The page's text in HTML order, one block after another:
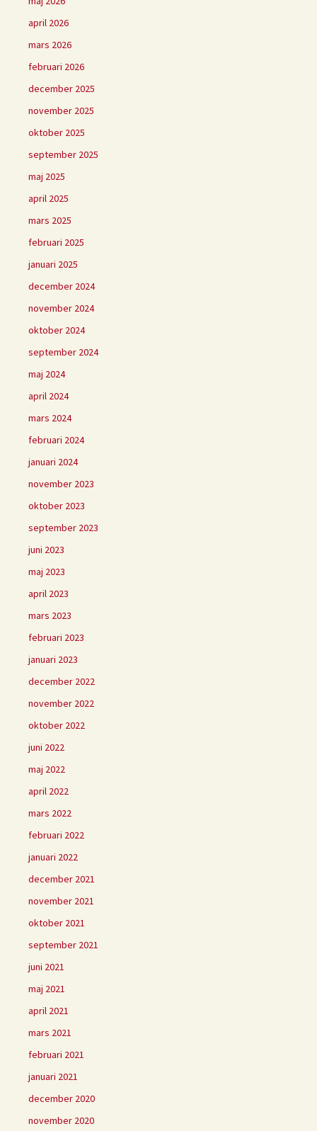
april 2026
mars 2026
februari 2026
december 2025
november 2025
oktober 2025
september 2025
maj 2025
april 2025
mars 2025
februari 2025
januari 2025
december 2024
november 2024
oktober 2024
september 2024
maj 2024
april 2024
mars 2024
februari 2024
januari 2024
november 2023
oktober 2023
september 2023
juni 2023
maj 2023
april 2023
mars 2023
februari 2023
januari 2023
december 2022
november 2022
oktober 2022
juni 2022
maj 2022
april 2022
mars 2022
februari 2022
januari 2022
december 2021
november 2021
oktober 2021
september 2021
juni 2021
maj 2021
april 2021
mars 2021
februari 2021
januari 2021
december 2020
november 2020